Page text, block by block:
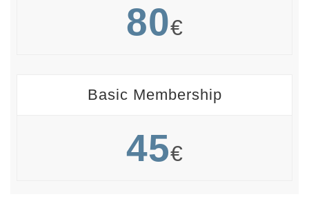
80€
Basic Membership
45€